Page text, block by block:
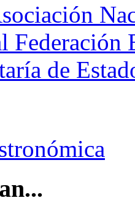
Federación
de